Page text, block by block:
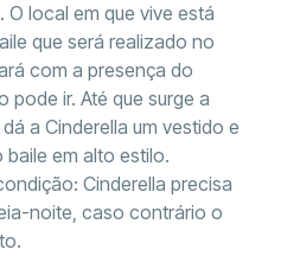
O local em que vive está
que será realizado no
com a presença do
pode ir. Até que surge a
a Cinderella um vestido e
em alto estilo.
Cinderella precisa
noite, caso contrário o